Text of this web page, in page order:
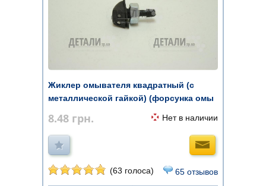
Жиклер омывателя квадратный (с
металлической гайкой) (форсунка омы
8.48 грн. Нет в наличии
(63 голоса) 65 отзывов